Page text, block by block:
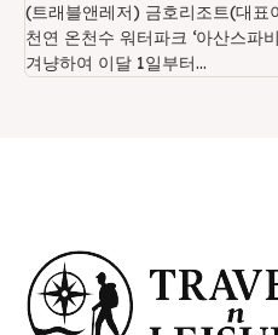
(트래블앤레저) 금호리조트(대
천연 온천수 워터파크 ‘아산스파
겨냥하여 이달 1일부터...